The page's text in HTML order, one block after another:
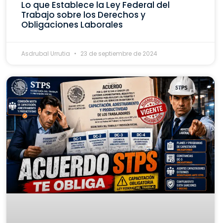
Lo que Establece la Ley Federal del
Trabajo sobre los Derechos y
Obligaciones Laborales
Asdrubal Urrutia 23 de septiembre de 2024